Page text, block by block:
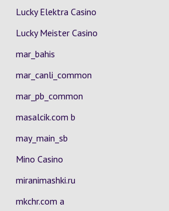
Lucky Elektra Casino
Lucky Meister Casino
mar_bahis
mar_canli_common
mar_pb_common
masalcik.com b
may_main_sb
Mino Casino
miranimashki.ru
mkchr.com a